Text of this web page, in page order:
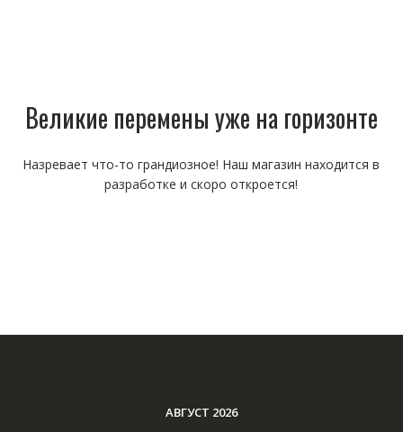
Великие перемены уже на горизонте
Назревает что-то грандиозное! Наш магазин находится в
разработке и скоро откроется!
АВГУСТ 2026